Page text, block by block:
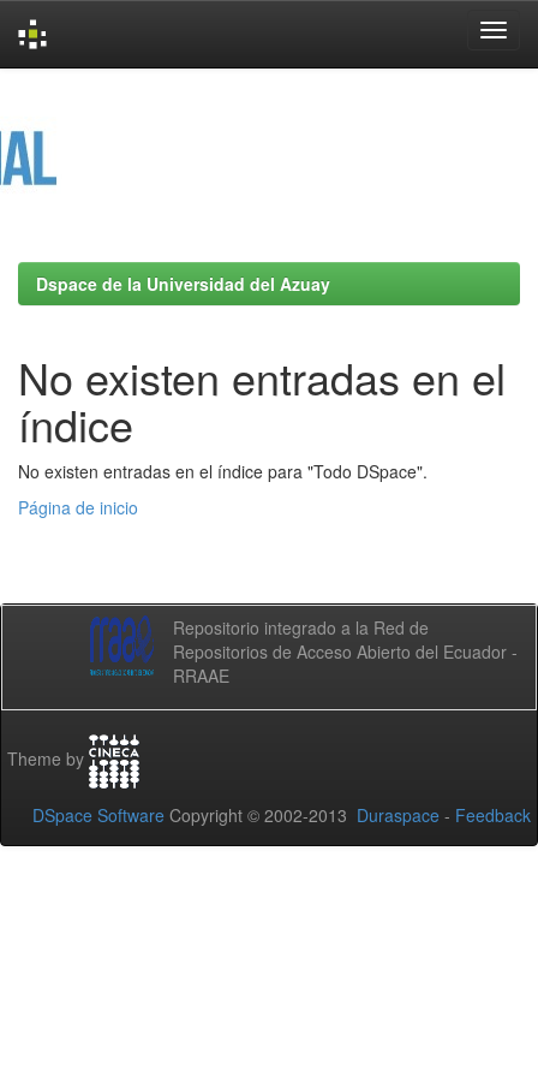
Dspace de la Universidad del Azuay
No existen entradas en el
índice
No existen entradas en el índice para "Todo DSpace".
Página de inicio
Repositorio integrado a la Red de
Repositorios de Acceso Abierto del Ecuador -
RRAAE
Theme by
DSpace Software Copyright © 2002-2013 Duraspace - Feedback